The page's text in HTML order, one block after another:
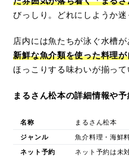
びっしり。どれにしようか迷
店内には魚たちが泳ぐ水槽
新鮮な魚介類を使った料理が
ほっこりする味わいが揃って
まるさん松本の詳細情報や
名称 まるさん松本
ジャンル 魚介料理・海鮮
ネット予約 ネット予約は未